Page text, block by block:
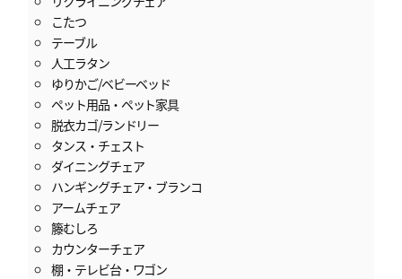
こたつ
テーブル
人工ラタン
ゆりかご/ベビーベッド
ペット用品・ペット家具
脱衣カゴ/ランドリー
タンス・チェスト
ダイニングチェア
ハンギングチェア・ブランコ
アームチェア
籐むしろ
カウンターチェア
棚・テレビ台・ワゴン